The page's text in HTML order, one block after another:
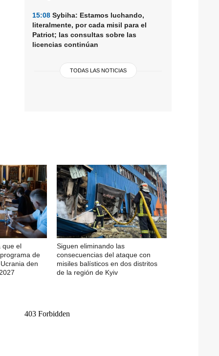
15:08 Sybiha: Estamos luchando,
literalmente, por cada misil para el
Patriot; las consultas sobre las
licencias continúan
TODAS LAS NOTICIAS
que el
de
den
Siguen eliminando las
consecuencias del ataque con
misiles balísticos en dos distritos
de la región de Kyiv